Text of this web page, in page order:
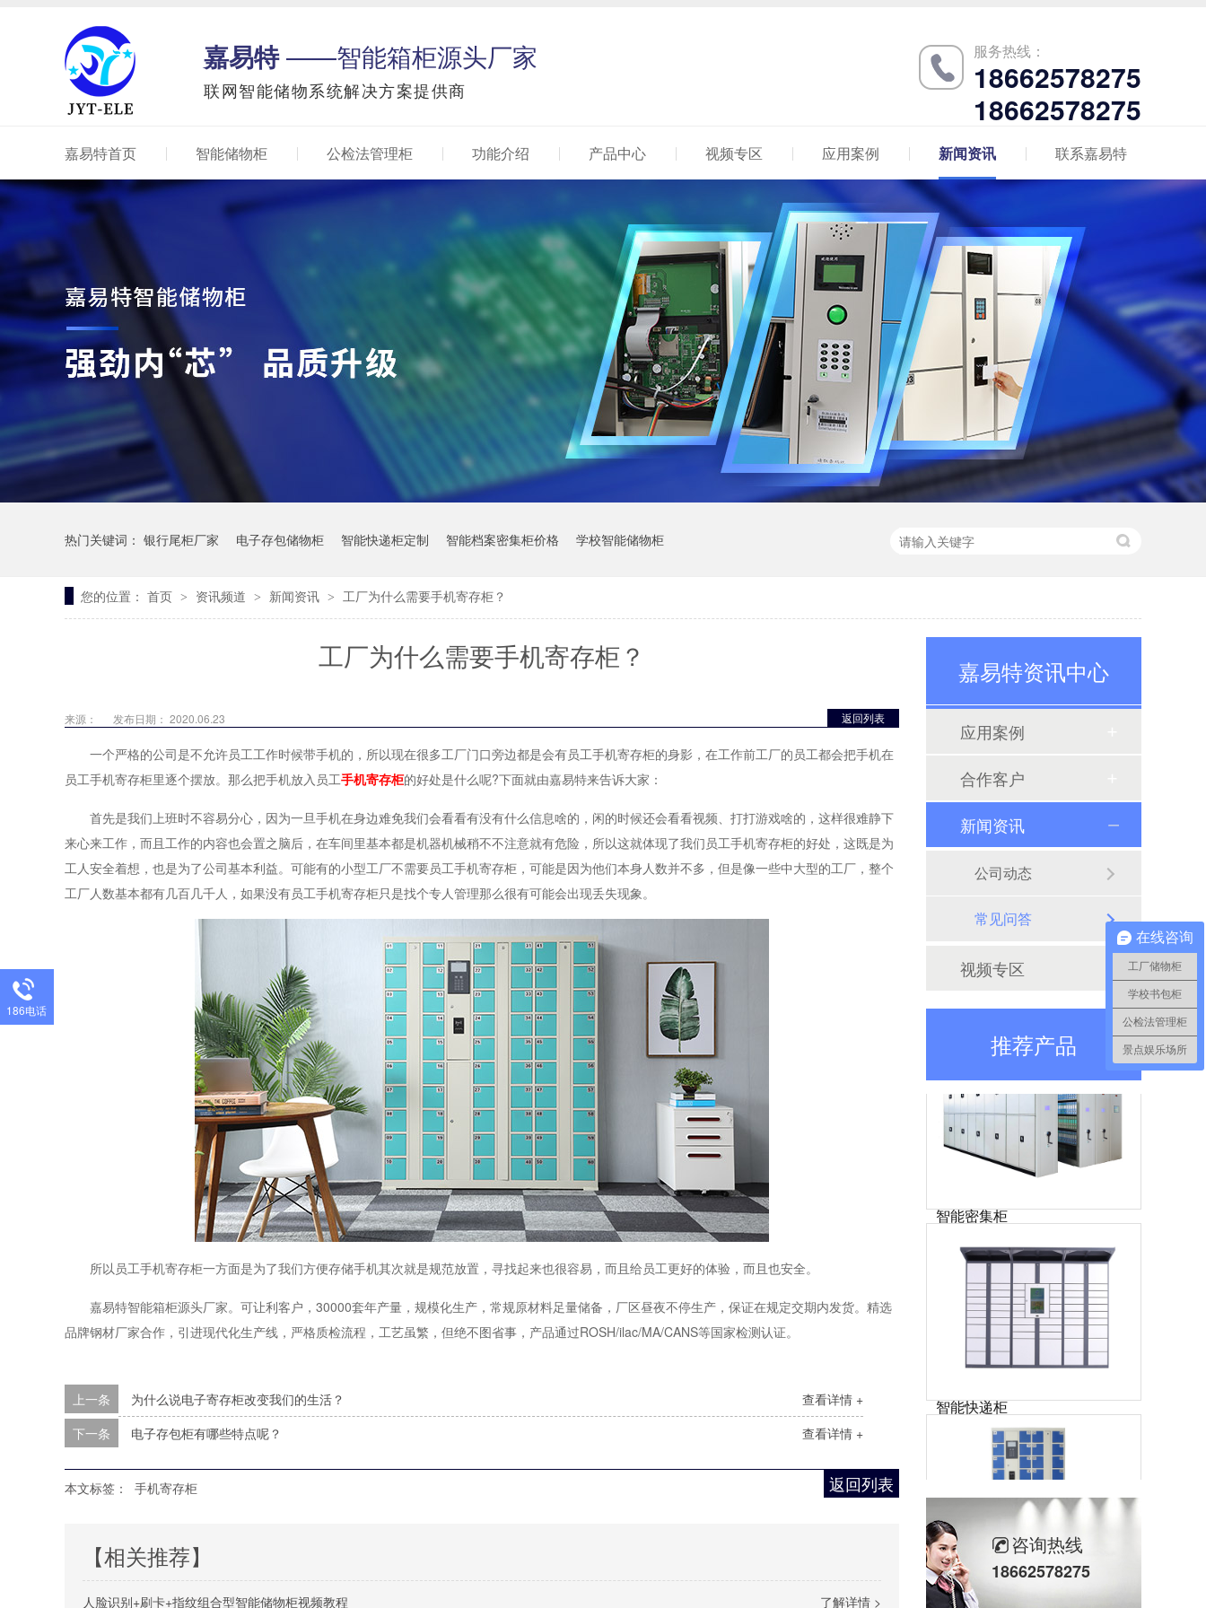
嘉易特——智能箱柜源头厂家
联网智能储物系统解决方案提供商
服务热线：
18662578275
18662578275
嘉易特首页 智能储物柜 公检法管理柜 功能介绍 产品中心 视频专区 应用案例 新闻资讯 联系嘉易特
热门关键词： 银行尾柜厂家 电子存包储物柜 智能快递柜定制 智能档案密集柜价格 学校智能储物柜
您的位置： 首页 > 资讯频道 > 新闻资讯 > 工厂为什么需要手机寄存柜？
工厂为什么需要手机寄存柜？
返回列表
来源： 发布日期： 2020.06.23
一个严格的公司是不允许员工工作时候带手机的，所以现在很多工厂门口旁边都是会有员工手机寄存柜的身影，在工作前工厂的员工都会把手机在
员工手机寄存柜里逐个摆放。那么把手机放入员工手机寄存柜的好处是什么呢?下面就由嘉易特来告诉大家：
首先是我们上班时不容易分心，因为一旦手机在身边难免我们会看看有没有什么信息啥的，闲的时候还会看看视频、打打游戏啥的，这样很难静下
来心来工作，而且工作的内容也会置之脑后，在车间里基本都是机器机械稍不不注意就有危险，所以这就体现了我们员工手机寄存柜的好处，这既是为
工人安全着想，也是为了公司基本利益。可能有的小型工厂不需要员工手机寄存柜，可能是因为他们本身人数并不多，但是像一些中大型的工厂，整个
工厂人数基本都有几百几千人，如果没有员工手机寄存柜只是找个专人管理那么很有可能会出现丢失现象。
所以员工手机寄存柜一方面是为了我们方便存储手机其次就是规范放置，寻找起来也很容易，而且给员工更好的体验，而且也安全。
嘉易特智能箱柜源头厂家。可让利客户，30000套年产量，规模化生产，常规原材料足量储备，厂区昼夜不停生产，保证在规定交期内发货。精选
品牌钢材厂家合作，引进现代化生产线，严格质检流程，工艺虽繁，但绝不图省事，产品通过ROSH/ilac/MA/CANS等国家检测认证。
查看详情 +
上一条
为什么说电子寄存柜改变我们的生活？
查看详情 +
下一条 电子存包柜有哪些特点呢？
返回列表
本文标签： 手机寄存柜
【相关推荐】
了解详情 >
人脸识别+刷卡+指纹组合型智能储物柜视频教程
嘉易特资讯中心
应用案例
合作客户
新闻资讯
公司动态
常见问答
视频专区
推荐产品
智能手机柜
智能手机柜又称手机管理柜（手机充电柜），通常用在工厂员工存放手机使用，内部可安装充电接口，方便、安全，手机开柜可通过人脸、指纹、刷卡、还可集中性联网管理，一人一柜，柜体也可定制化。
智能储物柜
本产品由电动控制、驱动模块和机械传动三部分组成，并且有独立的运行环境。密集架列与列之间为有线通讯系统；密集架与主控系统之间为有线双向通讯系统。驱动模块包括：密集架单片机控制单元及显示装置。机械传动部分主要包括：动力系统、以及附加应急手动操作装置。
智能快递柜通过运用金属结构、工业触摸屏、扫描模块、网络连接、盲文金属键盘、电控锁和管理软件等技术，保证快件的安全投递和收取。可应用小区、商场、超市、企业单位、工厂、机场、地铁站、汽车站、旅游景点等场所。
智能手机柜
咨询热线
18662578275
186电话
在线咨询
工厂储物柜
学校书包柜
公检法管理柜
景点娱乐场所